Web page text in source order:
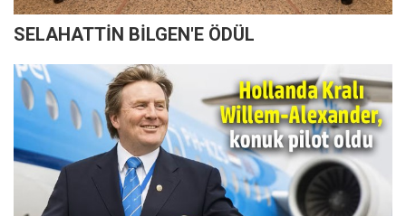
SELAHATTİN BİLGEN'E ÖDÜL